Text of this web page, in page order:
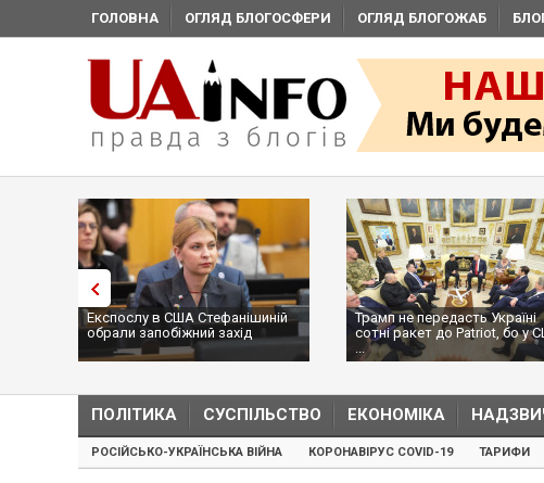
ГОЛОВНА ОГЛЯД БЛОГОСФЕРИ ОГЛЯД БЛОГОЖАБ
Експослу в США Стефанішиній
обрали запобіжний захід
Трамп не передасть Україні
сотні ракет до Patriot, бо у
...
ПОЛІТИКА СУСПІЛЬСТВО ЕКОНОМІКА
РОСІЙСЬКО-УКРАЇНСЬКА ВІЙНА КОРОНАВІРУС COVID-19 ТАРИФИ